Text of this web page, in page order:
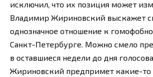
исключил, что их позиция может
Владимир Жириновский выскажет
однозначное отношение к
Санкт-Петербурге. Можно смело
в оставшиеся недели до дня
Жириновский предпримет какие-то